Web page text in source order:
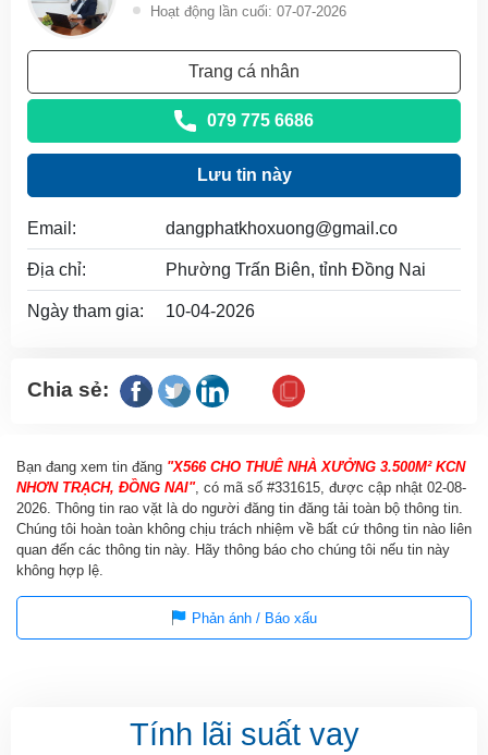
Hoạt động lần cuối: 07-07-2026
Trang cá nhân
079 775 6686
Lưu tin này
Email: dangphatkhoxuong@gmail.co
Địa chỉ: Phường Trấn Biên, tỉnh Đồng Nai
Ngày tham gia: 10-04-2026
Chia sẻ:
Bạn đang xem tin đăng "X566 CHO THUÊ NHÀ XƯỞNG 3.500M² KCN
NHƠN TRẠCH, ĐỒNG NAI", có mã số #331615, được cập nhật 02-08-
2026 . Thông tin rao vặt là do người đăng tin đăng tải toàn bộ thông tin.
Chúng tôi hoàn toàn không chịu trách nhiệm về bất cứ thông tin nào liên
quan đến các thông tin này. Hãy thông báo cho chúng tôi nếu tin này
không hợp lệ.
Phản ánh / Báo xấu
Tính lãi suất vay